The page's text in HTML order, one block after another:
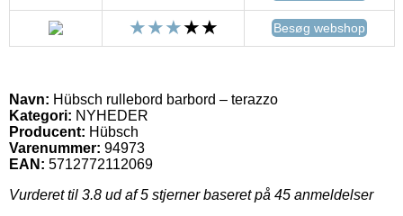
Besøg webshop
Navn: Hübsch rullebord barbord – terazzo
Kategori: NYHEDER
Producent: Hübsch
Varenummer: 94973
EAN: 5712772112069
Vurderet til 3.8 ud af 5 stjerner baseret på 45 anmeldelser